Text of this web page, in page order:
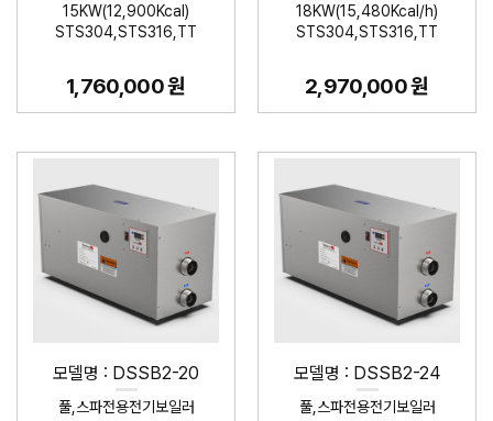
15KW(12,900Kcal)
STS304,STS316,TT
1,760,000 원
18KW(15,480Kcal/h)
STS304,STS316,TT
2,970,000 원
모델명 : DSSB2-20
풀,스파전용전기보일러
모델명 : DSSB2-24
풀,스파전용전기보일러